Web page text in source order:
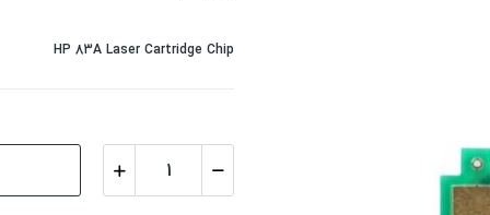
HP 83A Laser Cartridge Chip